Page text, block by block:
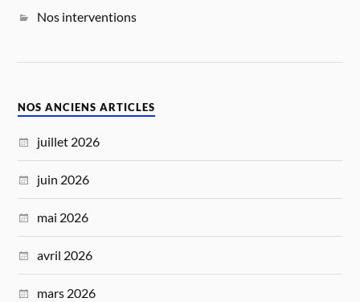
Nos interventions
NOS ANCIENS ARTICLES
juillet 2026
juin 2026
mai 2026
avril 2026
mars 2026